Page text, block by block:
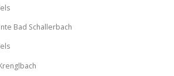
Bad Schallerbach